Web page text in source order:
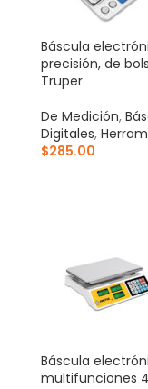
Báscula
precisión, de
Truper
De Medición,
Digitales,
$285.00
Báscula
multifunciones